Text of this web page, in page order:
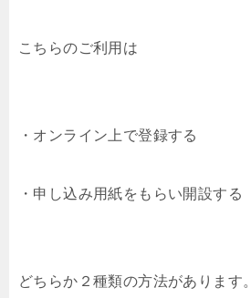
こちらのご利用は
・オンライン上で登録する
・申し込み用紙をもらい開設する
どちらか２種類の方法があります。